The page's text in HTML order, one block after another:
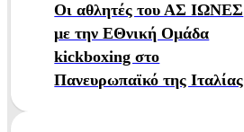
Οι αθλητές του ΑΣ ΙΩΝΕΣ
με την ΕΘνική Ομάδα
kickboxing στο
Πανευρωπαϊκό της Ιταλίας